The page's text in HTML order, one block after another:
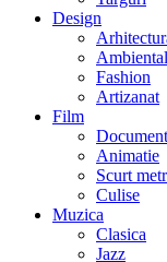
Design
Ambiental
Fashion
Artizanat
Film
Animatie
Scurt
Culise
Muzica
Clasica
Jazz